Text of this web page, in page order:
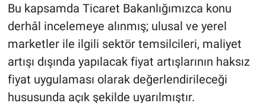
Bu kapsamda Ticaret Bakanlığımızca konu
derhâl incelemeye alınmış; ulusal ve yerel
marketler ile ilgili sektör temsilcileri, maliyet
artışı dışında yapılacak fiyat artışlarının haksız
fiyat uygulaması olarak değerlendirileceği
hususunda açık şekilde uyarılmıştır.